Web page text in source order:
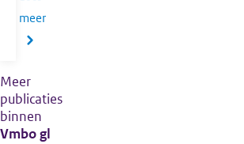
meer
Meer
publicaties
binnen
Vmbo gl